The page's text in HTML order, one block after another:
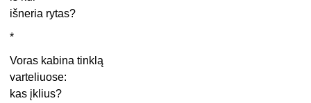
išneria rytas?
*
Voras kabina tinklą
varteliuose:
kas įklius?